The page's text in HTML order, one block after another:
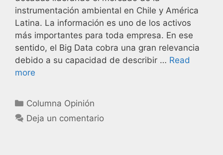
instrumentación ambiental en Chile y América
Latina. La información es uno de los activos
más importantes para toda empresa. En ese
sentido, el Big Data cobra una gran relevancia
debido a su capacidad de describir … Read
more
Columna Opinión
Deja un comentario